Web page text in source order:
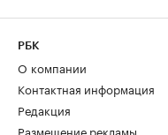
РБК
О компании
Контактная информация
Редакция
Размещение рекламы